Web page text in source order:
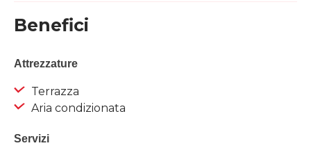
Benefici
Attrezzature
Terrazza
Aria condizionata
Servizi